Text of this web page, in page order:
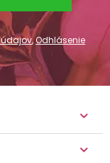
,Odhlásenie